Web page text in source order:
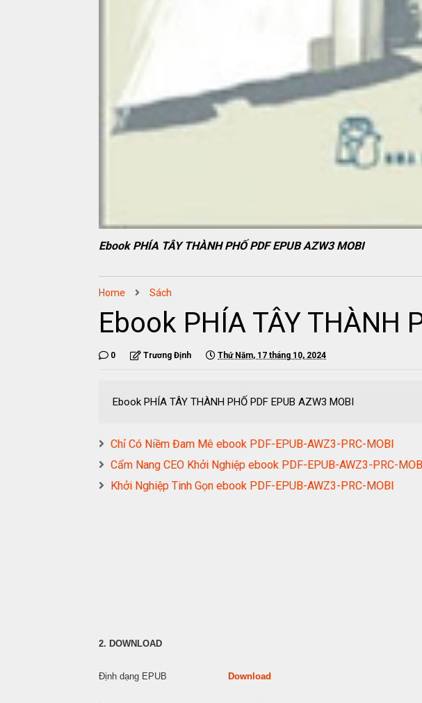
Ebook PHÍA TÂY THÀNH PHỐ PDF EPUB AZW3 MOBI
Home Sách
Ebook PHÍA TÂY THÀNH
0 Trương Định Thứ Năm, 17 tháng 10, 2024
Ebook PHÍA TÂY THÀNH PHỐ PDF EPUB AZW3 MOBI
Chỉ Có Niềm Đam Mê ebook PDF-EPUB-AWZ3-PRC-MOBI
Cẩm Nang CEO Khởi Nghiệp ebook PDF-EPUB-AWZ3-PRC-
Khởi Nghiệp Tinh Gọn ebook PDF-EPUB-AWZ3-PRC-MOBI
2. DOWNLOAD
Định dạng EPUB Download